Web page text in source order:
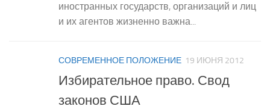
иностранных государств, организаций и лиц
и их агентов жизненно важна...
СОВРЕМЕННОЕ ПОЛОЖЕНИЕ 19 ИЮНЯ 2012
Избирательное право. Свод
законов США